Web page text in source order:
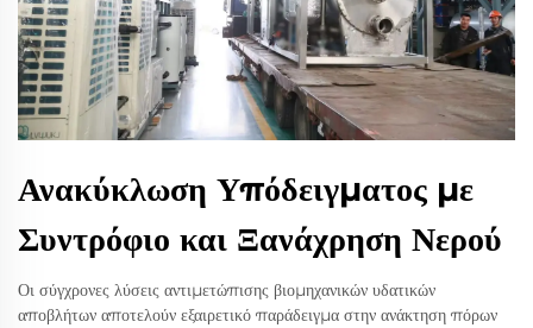
Ανακύκλωση Υπόδειγματος με
Συντρόφιο και Ξανάχρηση Νερού
Οι σύγχρονες λύσεις αντιμετώπισης βιομηχανικών υδατικών
αποβλήτων αποτελούν εξαιρετικό παράδειγμα στην ανάκτηση πόρων